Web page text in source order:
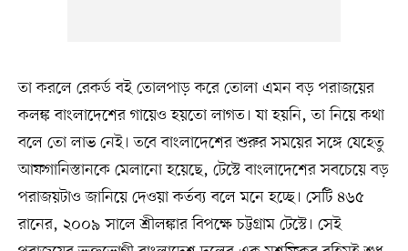
তা করলে রেকর্ড বই তোলপাড় করে তোলা এমন বড় পরাজয়ের
কলঙ্ক বাংলাদেশের গায়েও হয়তো লাগত। যা হয়নি, তা নিয়ে কথা
বলে তো লাভ নেই। তবে বাংলাদেশের শুরুর সময়ের সঙ্গে যেহেতু
আফগানিস্তানকে মেলানো হয়েছে, টেস্টে বাংলাদেশের সবচেয়ে বড়
পরাজয়টাও জানিয়ে দেওয়া কর্তব্য বলে মনে হচ্ছে। সেটি ৪৬৫
রানের, ২০০৯ সালে শ্রীলঙ্কার বিপক্ষে চট্টগ্রাম টেস্টে। সেই